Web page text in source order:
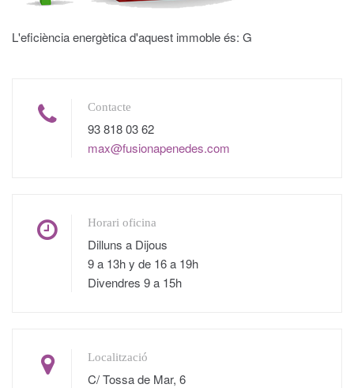
L'eficiència energètica d'aquest immoble és: G
Contacte
93 818 03 62
max@fusionapenedes.com
Horari oficina
Dilluns a Dijous
9 a 13h y de 16 a 19h
Divendres 9 a 15h
Localització
C/ Tossa de Mar, 6